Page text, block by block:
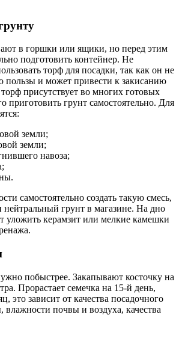
в горшки или ящики, но перед этим
подготовить контейнер. Не
торф для посадки, так как он не
пользы и может привести к закисанию
присутствует во многих готовых
приготовить грунт самостоятельно. Для
земли;
земли;
навоза;
самостоятельно создать такую смесь,
грунт в магазине. На дно
уложить керамзит или мелкие камешки
побыстрее. Закапывают косточку на
Прорастает семечка на 15-й день,
это зависит от качества посадочного
влажности почвы и воздуха, качества